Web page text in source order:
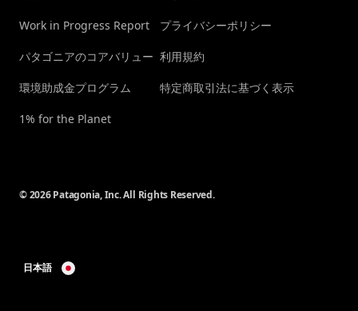
Work in Progress Report
パタゴニアのコアバリュー
環境助成金プログラム
1% for the Planet
プライバシーポリシー
利用規約
特定商取引法に基づく表示
© 2026 Patagonia, Inc. All Rights Reserved.
日本語